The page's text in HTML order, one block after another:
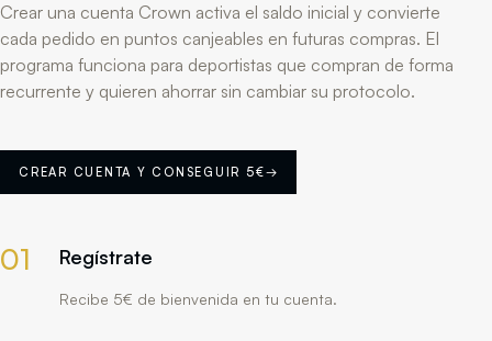
Crear una cuenta Crown activa el saldo inicial y convierte
cada pedido en puntos canjeables en futuras compras. El
programa funciona para deportistas que compran de forma
recurrente y quieren ahorrar sin cambiar su protocolo.
CREAR CUENTA Y CONSEGUIR 5€→
01 Regístrate
Recibe 5€ de bienvenida en tu cuenta.